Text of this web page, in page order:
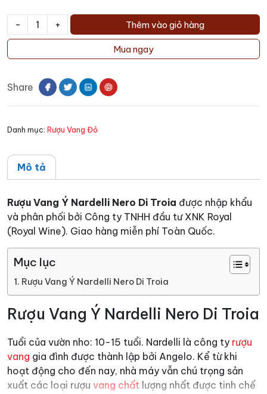
-
Rượu
Ý
Nero
số
+ Thêm vào giỏ hàng
Mua ngay
Share
Danh mục: Rượu Vang Đỏ
Mô tả
Rượu Vang Ý Nardelli Nero Di Troia được nhập khẩu
và phân phối bởi Công ty TNHH đầu tư XNK Royal
(Royal Wine). Giao hàng miễn phí Toàn Quốc.
Mục lục
Rượu Vang Ý Nardelli Nero Di Troia
Rượu Vang Ý Nardelli Nero Di Troia
Tuổi của vườn nho: 10-15 tuổi. Nardelli là công ty rượu
vang gia đình được thành lập bởi Angelo. Kể từ khi
hoạt động cho đến nay, nhà máy vẫn chú trọng sản
xuất các loại rượu vang chất lượng nhất được tinh chế